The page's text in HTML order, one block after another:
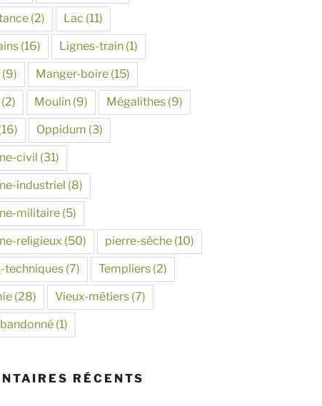
(2) Lac (11)
(16) Lignes-train (1)
(9) Manger-boire (15)
(2) Moulin (9) Mégalithes (9)
Oppidum (3)
civil (31)
industriel (8)
militaire (5)
religieux (50) pierre-sèche (10)
techniques (7) Templiers (2)
(28) Vieux-métiers (7)
(1)
RÉCENTS